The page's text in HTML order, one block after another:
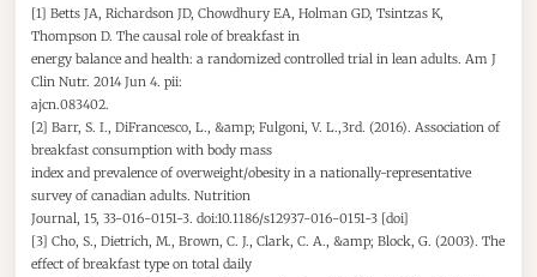
[1] Betts JA, Richardson JD, Chowdhury EA, Holman GD, Tsintzas K,
Thompson D. The causal role of breakfast in
energy balance and health: a randomized controlled trial in lean adults. Am J
Clin Nutr. 2014 Jun 4. pii:
ajcn.083402.
[2] Barr, S. I., DiFrancesco, L., &amp; Fulgoni, V. L.,3rd. (2016). Association of
breakfast consumption with body mass
index and prevalence of overweight/obesity in a nationally-representative
survey of canadian adults. Nutrition
Journal, 15, 33-016-0151-3. doi:10.1186/s12937-016-0151-3 [doi]
[3] Cho, S., Dietrich, M., Brown, C. J., Clark, C. A., &amp; Block, G. (2003). The
effect of breakfast type on total daily